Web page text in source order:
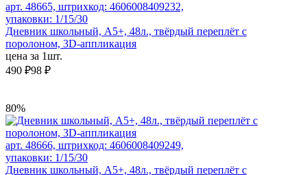
арт. 48665, штрихкод: 4606008409232,
упаковки: 1/15/30
Дневник школьный, А5+, 48л., твёрдый переплёт с
поролоном, 3D-аппликация
цена за 1шт.
490 ₽98 ₽
80%
арт. 48666, штрихкод: 4606008409249,
упаковки: 1/15/30
Дневник школьный, А5+, 48л., твёрдый переплёт с